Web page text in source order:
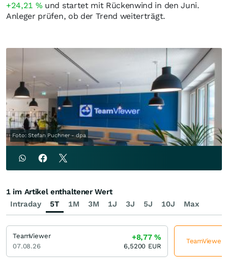
+24,21 % und startet mit Rückenwind in den Juni.
Anleger prüfen, ob der Trend weiterträgt.
Foto: Stefan Puchner - dpa
Intraday 5T 1M 3M 1J 3J 5J 10J Max
1 im Artikel enthaltener Wert
TeamViewer
07.08.26
+8,77%
6,5200 EUR
TeamViewer